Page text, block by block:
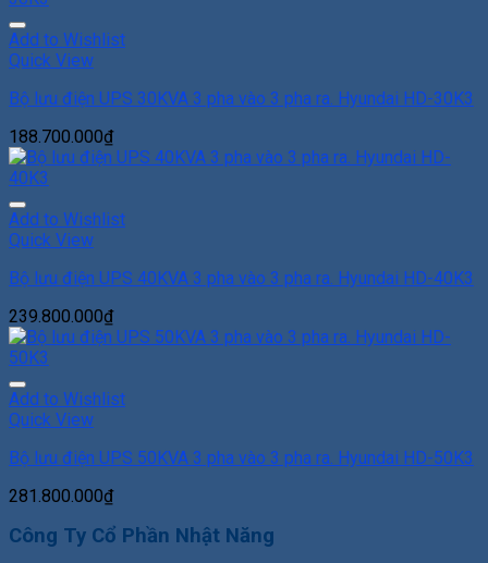
Add to Wishlist
Quick View
Bộ lưu điện UPS 30KVA 3 pha vào 3 pha ra. Hyundai HD-30K3
188.700.000₫
Add to Wishlist
Quick View
Bộ lưu điện UPS 40KVA 3 pha vào 3 pha ra. Hyundai HD-40K3
239.800.000₫
Add to Wishlist
Quick View
Bộ lưu điện UPS 50KVA 3 pha vào 3 pha ra. Hyundai HD-50K3
281.800.000₫
Công Ty Cổ Phần Nhật Năng